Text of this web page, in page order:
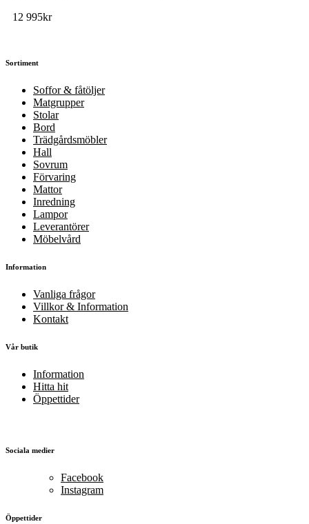
12 995kr
Sortiment
Soffor & fåtöljer
Matgrupper
Stolar
Bord
Trädgårdsmöbler
Hall
Sovrum
Förvaring
Mattor
Inredning
Lampor
Leverantörer
Möbelvård
Information
Vanliga frågor
Villkor & Information
Kontakt
Vår butik
Information
Hitta hit
Öppettider
Sociala medier
Facebook
Instagram
Öppettider